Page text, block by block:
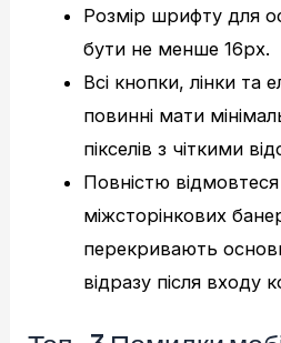
Розмір шрифту для
бути не менше 16px.
Всі кнопки, лінки та
повинні мати
пікселів з чіткими
Повністю
міжсторінкових
перекривають
відразу після входу